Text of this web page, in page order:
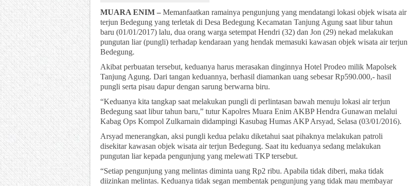
MUARA ENIM – Memanfaatkan ramainya pengunjung yang mendatangi lokasi objek wisata air
terjun Bedegung yang terletak di Desa Bedegung Kecamatan Tanjung Agung saat libur tahun
baru (01/01/2017) lalu, dua orang warga setempat Hendri (32) dan Jon (29) nekad melakukan
pungutan liar (pungli) terhadap kendaraan yang hendak memasuki kawasan objek wisata air terjun
Bedegung.
Akibat perbuatan tersebut, keduanya harus merasakan dinginnya Hotel Prodeo milik Mapolsek
Tanjung Agung. Dari tangan keduannya, berhasil diamankan uang sebesar Rp590.000,- hasil
pungli serta pisau dapur dengan sarung berwarna biru.
“Keduanya kita tangkap saat melakukan pungli di perlintasan bawah menuju lokasi air terjun
Bedegung saat libur tahun baru,” tutur Kapolres Muara Enim AKBP Hendra Gunawan melalui
Kabag Ops Kompol Zulkarnain didampingi Kasubag Humas AKP Arsyad, Selasa (03/01/2016).
Arsyad menerangkan, aksi pungli kedua pelaku diketahui saat pihaknya melakukan patroli
disekitar kawasan objek wisata air terjun Bedegung. Saat itu keduanya sedang melakukan
pungutan liar kepada pengunjung yang melewati TKP tersebut.
“Setiap pengunjung yang melintas diminta uang Rp2 ribu. Apabila tidak diberi, maka tidak
diizinkan melintas. Keduanya tidak segan membentak pengunjung yang tidak mau membayar